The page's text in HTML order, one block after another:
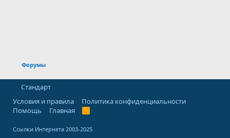
Форумы
Стандарт
Условия и правила
Политика конфиденциальности
Помощь
Главная
R
Ссылки Интернета 2003-2025